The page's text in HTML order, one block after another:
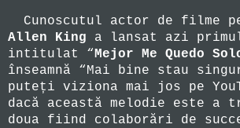
Cunoscutul actor de filme
Allen King a lansat azi
intitulat “Mejor Me Quedo
înseamnă “Mai bine stau
puteți viziona mai jos pe
dacă această melodie este a
doua fiind colaborări de